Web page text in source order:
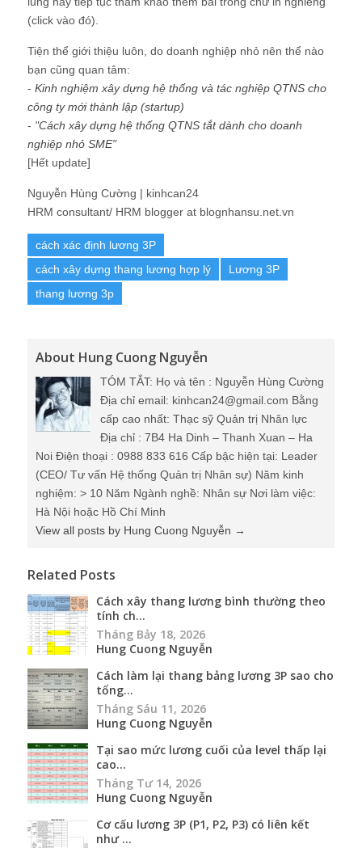
(click vào đó).
Tiện thể giới thiệu luôn, do doanh nghiệp nhỏ nên thể nào
bạn cũng quan tâm:
- Kinh nghiệm xây dựng hệ thống và tác nghiệp QTNS cho
công ty mới thành lập (startup)
- "Cách xây dựng hệ thống QTNS tắt dành cho doanh
nghiệp nhỏ SME"
[Hết update]
Nguyễn Hùng Cường | kinhcan24
HRM consultant/ HRM blogger at blognhansu.net.vn
cách xác định lương 3P
cách xây dựng thang lương hợp lý
Lương 3P
thang lương 3p
About Hung Cuong Nguyễn
TÓM TẮT: Họ và tên : Nguyễn Hùng Cường
Địa chỉ email: kinhcan24@gmail.com Bằng
cấp cao nhất: Thạc sỹ Quản trị Nhân lực
Địa chỉ : 7B4 Ha Dinh – Thanh Xuan – Ha
Noi Điện thoại : 0988 833 616 Cấp bậc hiện tại: Leader
(CEO/ Tư vấn Hệ thống Quản trị Nhân sự) Năm kinh
nghiệm: > 10 Năm Ngành nghề: Nhân sự Nơi làm việc:
Hà Nội hoặc Hồ Chí Minh
View all posts by Hung Cuong Nguyễn →
Related Posts
Cách xây thang lương bình thường theo
tính ch...
Tháng Bảy 18, 2026
Hung Cuong Nguyễn
Cách làm lại thang bảng lương 3P sao cho
tổng...
Tháng Sáu 11, 2026
Hung Cuong Nguyễn
Tại sao mức lương cuối của level thấp lại
cao...
Tháng Tư 14, 2026
Hung Cuong Nguyễn
Cơ cấu lương 3P (P1, P2, P3) có liên kết
như ...